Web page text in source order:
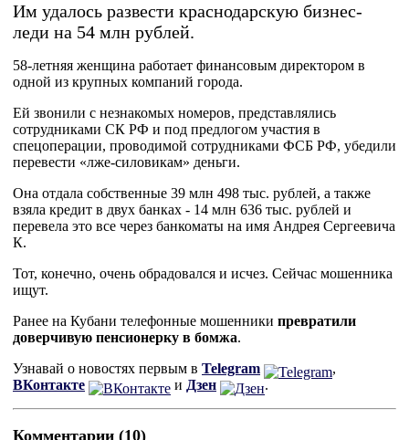
Им удалось развести краснодарскую бизнес-
леди на 54 млн рублей.
58-летняя женщина работает финансовым директором в
одной из крупных компаний города.
Ей звонили с незнакомых номеров, представлялись
сотрудниками СК РФ и под предлогом участия в
спецоперации, проводимой сотрудниками ФСБ РФ, убедили
перевести «лже-силовикам» деньги.
Она отдала собственные 39 млн 498 тыс. рублей, а также
взяла кредит в двух банках - 14 млн 636 тыс. рублей и
перевела это все через банкоматы на имя Андрея Сергеевича
К.
Тот, конечно, очень обрадовался и исчез. Сейчас мошенника
ищут.
Ранее на Кубани телефонные мошенники превратили
доверчивую пенсионерку в бомжа.
Узнавай о новостях первым в Telegram
,
ВКонтакте
и Дзен .
Комментарии (10)